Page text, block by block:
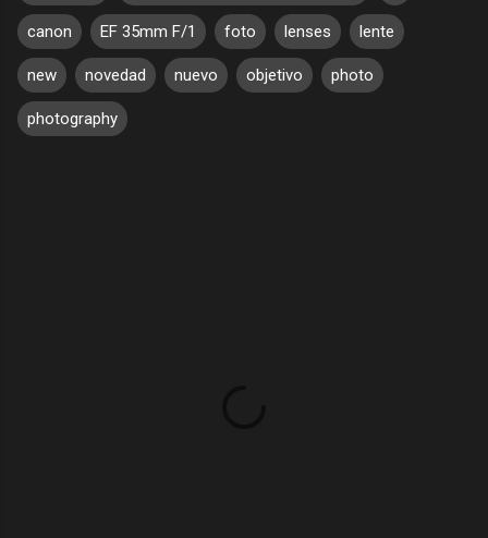
canon EF 35mm F/1 foto lenses lente
new novedad nuevo objetivo photo
photography